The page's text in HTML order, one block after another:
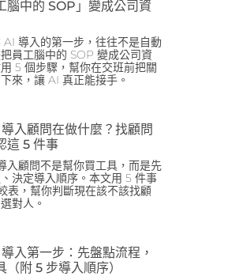
腦中的 SOP」變成公司資
AI 導入的第一步，往往不是自動
員工腦中的 SOP 變成公司資
5 個步驟，幫你在交班前把關
來，讓 AI 真正能接手。
入顧問在做什麼？找顧問
這 5 件事
入顧問不是幫你買工具，而是先
決定導入順序。本文用 5 件事
表，幫你判斷現在該不該找顧
對人。
入第一步：先盤點流程，
（附 5 步導入順序）